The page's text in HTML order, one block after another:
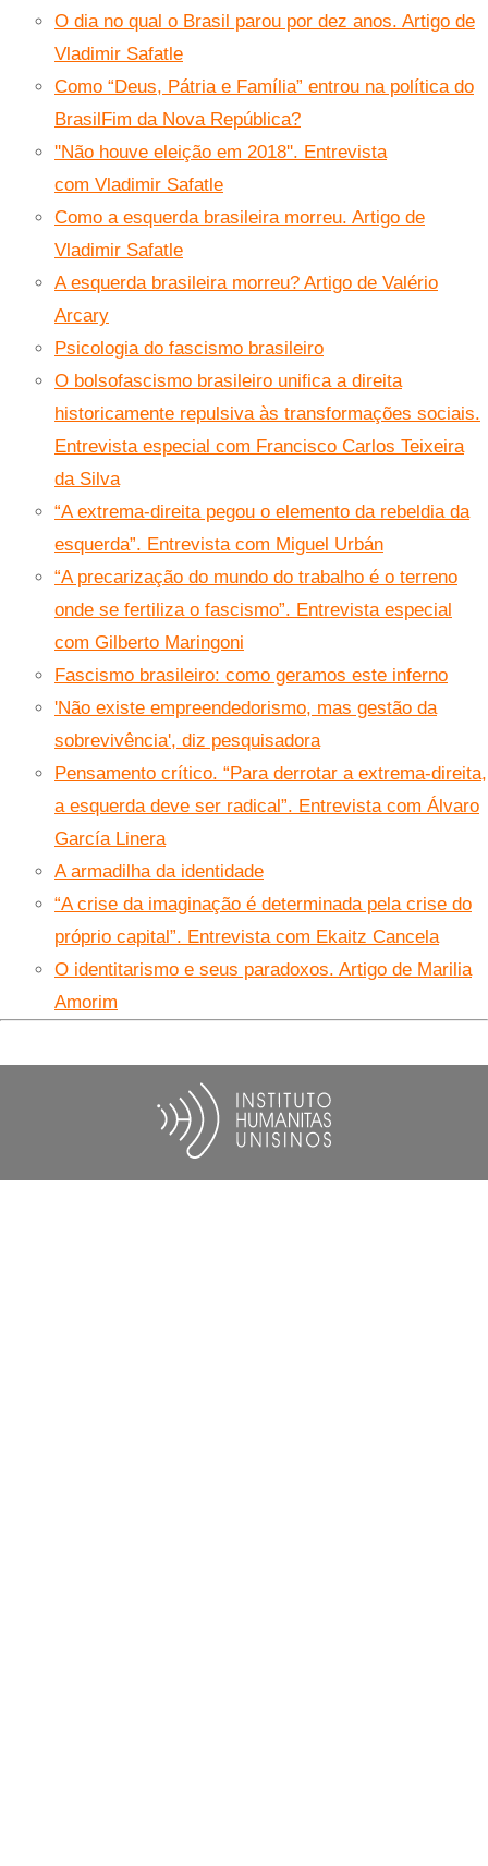
O dia no qual o Brasil parou por dez anos. Artigo de
Vladimir Safatle
Como “Deus, Pátria e Família” entrou na política do
BrasilFim da Nova República?
''Não houve eleição em 2018''. Entrevista
com Vladimir Safatle
Como a esquerda brasileira morreu. Artigo de
Vladimir Safatle
A esquerda brasileira morreu? Artigo de Valério
Arcary
Psicologia do fascismo brasileiro
O bolsofascismo brasileiro unifica a direita
historicamente repulsiva às transformações sociais.
Entrevista especial com Francisco Carlos Teixeira
da Silva
“A extrema-direita pegou o elemento da rebeldia da
esquerda”. Entrevista com Miguel Urbán
“A precarização do mundo do trabalho é o terreno
onde se fertiliza o fascismo”. Entrevista especial
com Gilberto Maringoni
Fascismo brasileiro: como geramos este inferno
'Não existe empreendedorismo, mas gestão da
sobrevivência', diz pesquisadora
Pensamento crítico. “Para derrotar a extrema-direita,
a esquerda deve ser radical”. Entrevista com Álvaro
García Linera
A armadilha da identidade
“A crise da imaginação é determinada pela crise do
próprio capital”. Entrevista com Ekaitz Cancela
O identitarismo e seus paradoxos. Artigo de Marilia
Amorim